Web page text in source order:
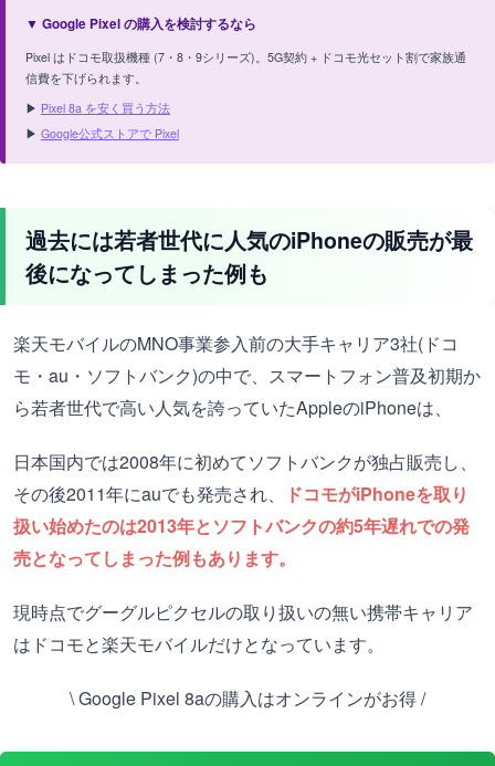
▼ Google Pixel の購入を検討するなら
Pixel はドコモ取扱機種 (7・8・9シリーズ)。5G契約 + ドコモ光セット割で家族通
信費を下げられます。
▶ Pixel 8a を安く買う方法
▶ Google公式ストアで Pixel
過去には若者世代に人気のiPhoneの販売が最
後になってしまった例も
楽天モバイルのMNO事業参入前の大手キャリア3社(ドコ
モ・au・ソフトバンク)の中で、スマートフォン普及初期か
ら若者世代で高い人気を誇っていたAppleのiPhoneは、
日本国内では2008年に初めてソフトバンクが独占販売し、
その後2011年にauでも発売され、
ドコモがiPhoneを取り
扱い始めたのは2013年とソフトバンクの約5年遅れでの発
売となってしまった例もあります。
現時点でグーグルピクセルの取り扱いの無い携帯キャリア
はドコモと楽天モバイルだけとなっています。
\ Google Pixel 8aの購入はオンラインがお得 /